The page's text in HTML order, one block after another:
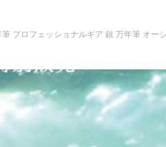
プロフェッショナルギア 銀 万年筆 オー